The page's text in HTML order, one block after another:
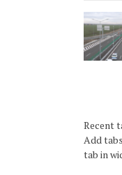
Recent
Add
tab in